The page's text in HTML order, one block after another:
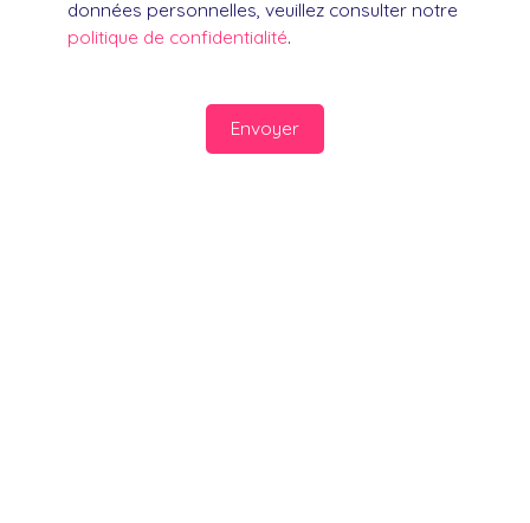
données personnelles, veuillez consulter notre
politique de confidentialité.
Envoyer